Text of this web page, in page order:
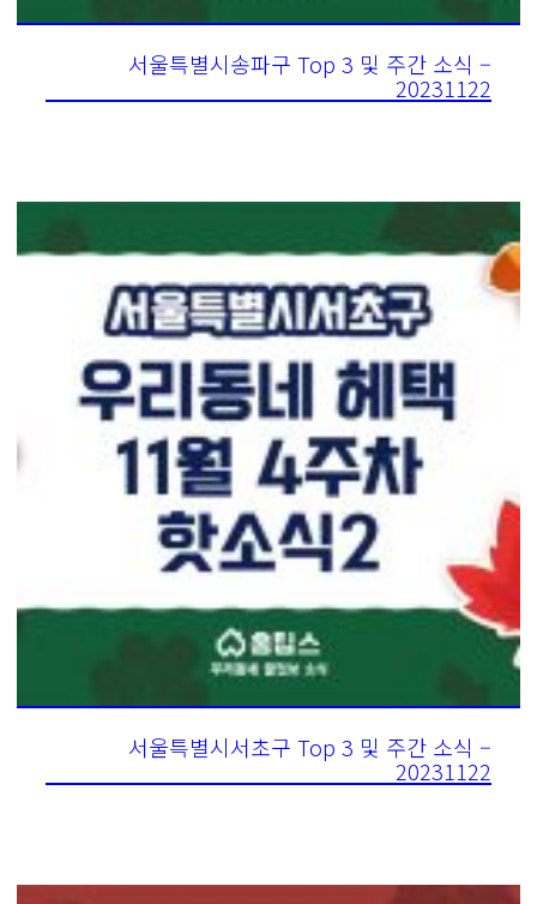
서울특별시송파구 Top 3 및 주간 소식 –
20231122
서울특별시서초구 Top 3 및 주간 소식 –
20231122